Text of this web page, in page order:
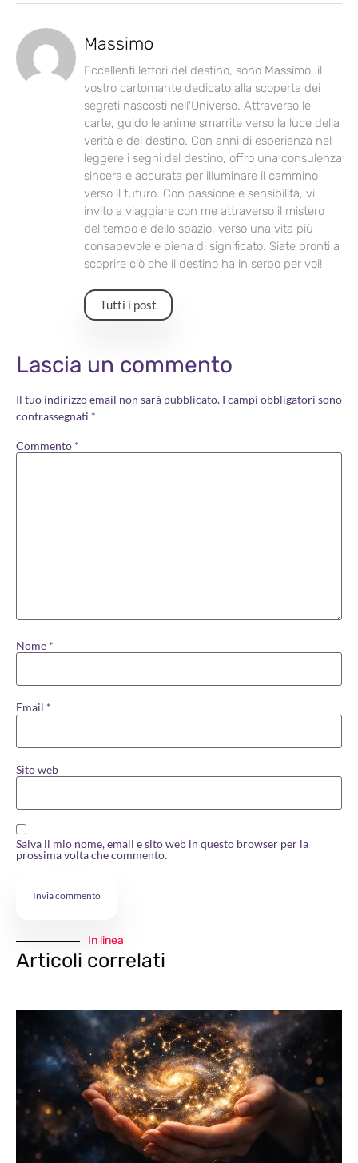
Massimo
Eccellenti lettori del destino, sono Massimo, il
vostro cartomante dedicato alla scoperta dei
segreti nascosti nell'Universo. Attraverso le
carte, guido le anime smarrite verso la luce della
verità e del destino. Con anni di esperienza nel
leggere i segni del destino, offro una consulenza
sincera e accurata per illuminare il cammino
verso il futuro. Con passione e sensibilità, vi
invito a viaggiare con me attraverso il mistero
del tempo e dello spazio, verso una vita più
consapevole e piena di significato. Siate pronti a
scoprire ciò che il destino ha in serbo per voi!
Tutti i post
Lascia un commento
Il tuo indirizzo email non sarà pubblicato. I campi obbligatori sono
contrassegnati *
Commento *
Nome *
Email *
Sito web
Salva il mio nome, email e sito web in questo browser per la
prossima volta che commento.
In linea
Articoli correlati